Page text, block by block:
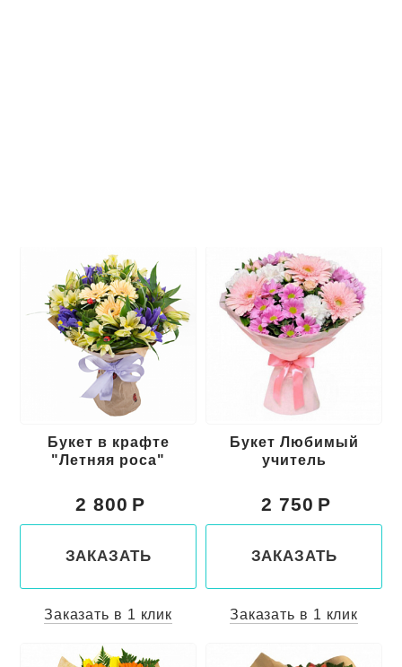
Букет в крафте
"Летняя роса"
2 800
ЗАКАЗАТЬ
Заказать в 1 клик
Букет Любимый
учитель
2 750
ЗАКАЗАТЬ
Заказать в 1 клик